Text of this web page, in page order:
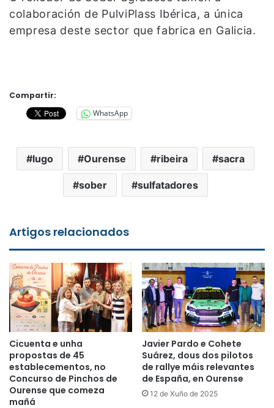
colaboración de PulviPlass Ibérica, a única
empresa deste sector que fabrica en Galicia.
Compartir:
WhatsApp
lugo Ourense ribeira sacra
sober sulfatadores
Artigos relacionados
Cicuenta e unha
propostas de 45
establecementos, no
Concurso de Pinchos de
Ourense que comeza
mañá
Javier Pardo e Cohete
Suárez, dous dos pilotos
de rallye máis relevantes
de España, en Ourense
12 de Xuño de 2025